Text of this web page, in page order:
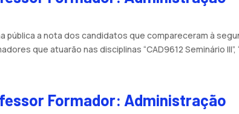
a nota dos candidatos que compareceram à
que atuarão nas disciplinas “CAD9612 Seminário III”,
Formador: Administração